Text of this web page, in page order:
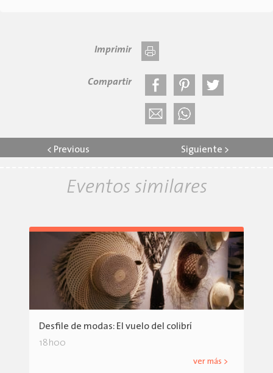
Imprimir
Compartir
< Previous Siguiente >
Eventos similares
Desfile de modas: El vuelo del colibrí
18h00
ver más >